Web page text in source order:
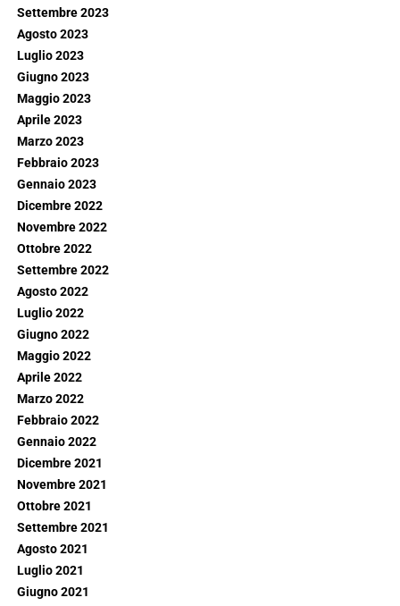
Settembre 2023
Agosto 2023
Luglio 2023
Giugno 2023
Maggio 2023
Aprile 2023
Marzo 2023
Febbraio 2023
Gennaio 2023
Dicembre 2022
Novembre 2022
Ottobre 2022
Settembre 2022
Agosto 2022
Luglio 2022
Giugno 2022
Maggio 2022
Aprile 2022
Marzo 2022
Febbraio 2022
Gennaio 2022
Dicembre 2021
Novembre 2021
Ottobre 2021
Settembre 2021
Agosto 2021
Luglio 2021
Giugno 2021